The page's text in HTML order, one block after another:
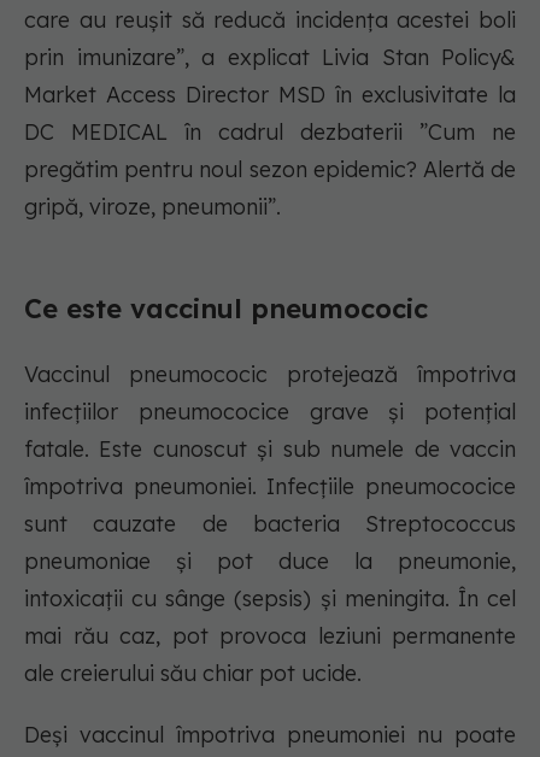
care au reușit să reducă incidența acestei boli
prin imunizare”, a explicat Livia Stan Policy&
Market Access Director MSD în exclusivitate la
DC MEDICAL în cadrul dezbaterii ”Cum ne
pregătim pentru noul sezon epidemic? Alertă de
gripă, viroze, pneumonii”.
Ce este vaccinul pneumococic
Vaccinul pneumococic protejează împotriva
infecţiilor pneumococice grave şi potenţial
fatale. Este cunoscut şi sub numele de vaccin
împotriva pneumoniei. Infecţiile pneumococice
sunt cauzate de bacteria Streptococcus
pneumoniae şi pot duce la pneumonie,
intoxicaţii cu sânge (sepsis) şi meningita. În cel
mai rău caz, pot provoca leziuni permanente
ale creierului său chiar pot ucide.
Deşi vaccinul împotriva pneumoniei nu poate